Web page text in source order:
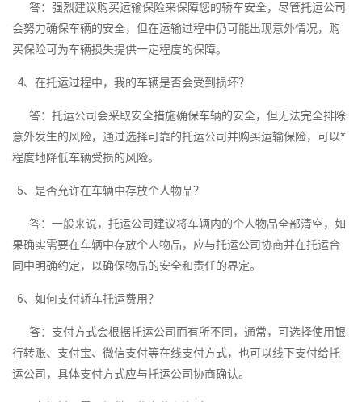
答：强烈建议购买运输保险来保障您的轿车安全，尽管托运公司
会努力确保车辆的安全，但在运输过程中仍可能出现意外情况，购
买保险可为车辆损失提供一定程度的保障。
4、在托运过程中，我的车辆是否会受到损坏？
答：托运公司会采取安全措施确保车辆的安全，但无法完全排除
意外发生的风险，通过选择可靠的托运公司并购买运输保险，可以*
程度地降低车辆受损的风险。
5、是否允许在车辆中存放个人物品？
答：一般来说，托运公司建议将车辆内的个人物品全部清空，如
果确实需要在车辆中存放个人物品，应与托运公司协商并在托运合
同中明确约定，以确保物品的安全和责任的界定。
6、如何支付轿车托运费用？
答：支付方式会根据托运公司而有所不同，通常，可选择使用银
行转账、支付宝、微信支付等在线支付方式，也可以线下支付给托
运公司，具体支付方式应与托运公司协商确认。